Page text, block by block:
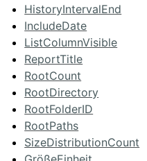
HistoryIntervalEnd
IncludeDate
ListColumnVisible
ReportTitle
RootCount
RootDirectory
RootFolderID
RootPaths
SizeDistributionCount